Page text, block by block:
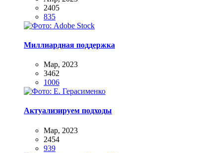
2405
835
Миллиардная поддержка
Мар, 2023
3462
1006
Актуализируем подходы
Мар, 2023
2454
939